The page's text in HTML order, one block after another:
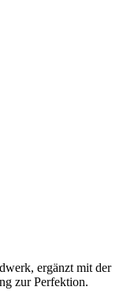
ergänzt mit der
zur Perfektion.